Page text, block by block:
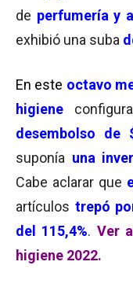
de perfumería y
exhibió una suba
En este octavo
higiene
desembolso de
suponía una
Cabe aclarar que
artículos trepó
del 115,4%. Ver
higiene 2022.